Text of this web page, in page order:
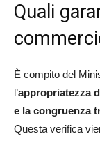
Quali
È compito del
l’appropriatezza
e la congruenza
Questa verifica